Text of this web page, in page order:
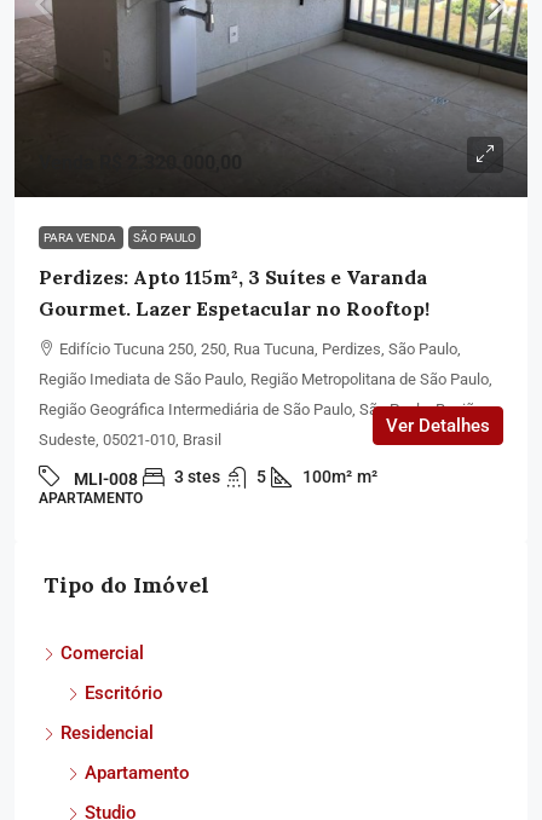
Venda R$ 2.320.000,00
PARA VENDA SÃO PAULO
Perdizes: Apto 115m², 3 Suítes e Varanda
Gourmet. Lazer Espetacular no Rooftop!
Edifício Tucuna 250, 250, Rua Tucuna, Perdizes, São Paulo,
Região Imediata de São Paulo, Região Metropolitana de São Paulo,
Região Geográfica Intermediária de São Paulo, São Paulo, Região
Sudeste, 05021-010, Brasil
MLI-008 3 stes 5 100m² m²
APARTAMENTO
Ver Detalhes
Tipo do Imóvel
Comercial
Escritório
Residencial
Apartamento
Studio